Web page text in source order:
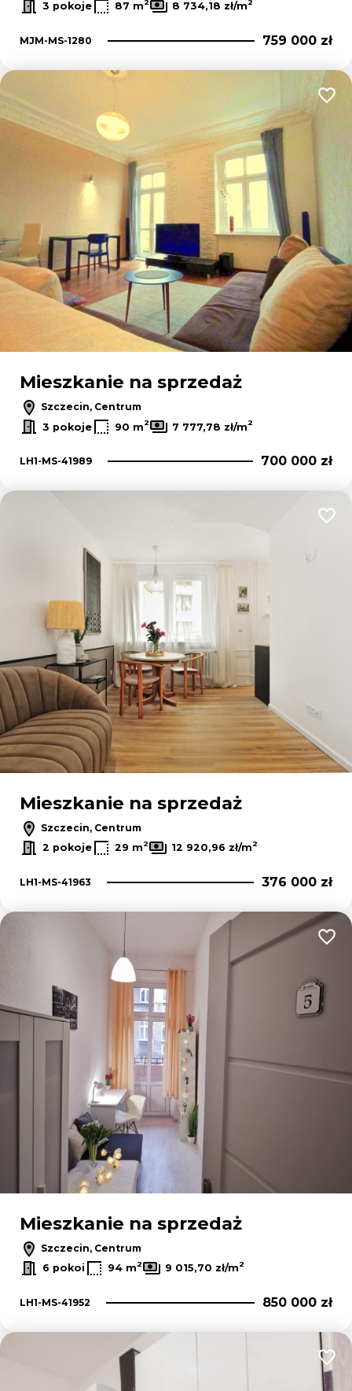
3 pokoje
87 m2 8 734,18 zł/m2
MJM-MS-1280 759 000 zł
Mieszkanie na sprzedaż
Szczecin, Centrum
3 pokoje
90 m2 7 777,78 zł/m2
LH1-MS-41989 700 000 zł
Mieszkanie na sprzedaż
Szczecin, Centrum
2 pokoje
29 m2 12 920,96 zł/m2
LH1-MS-41963 376 000 zł
Mieszkanie na sprzedaż
Szczecin, Centrum
6 pokoi
94 m2 9 015,70 zł/m2
LH1-MS-41952 850 000 zł